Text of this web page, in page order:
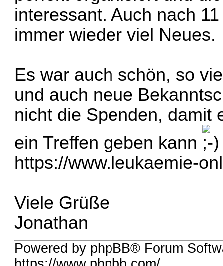
interessant. Auch nach
immer wieder viel Neues.
Es war auch schön, so
und auch neue
nicht die Spenden, damit
ein Treffen geben kann
https://www.leukaemie-
Viele Grüße
Jonathan
Powered by phpBB® Forum